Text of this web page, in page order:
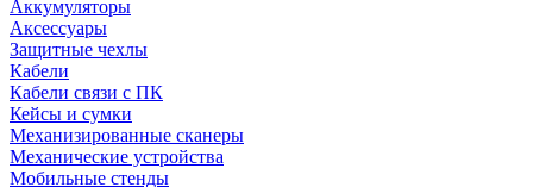
Аккумуляторы
Аксессуары
Защитные чехлы
Кабели
Кабели связи с ПК
Кейсы и сумки
Механизированные сканеры
Механические устройства
Мобильные стенды